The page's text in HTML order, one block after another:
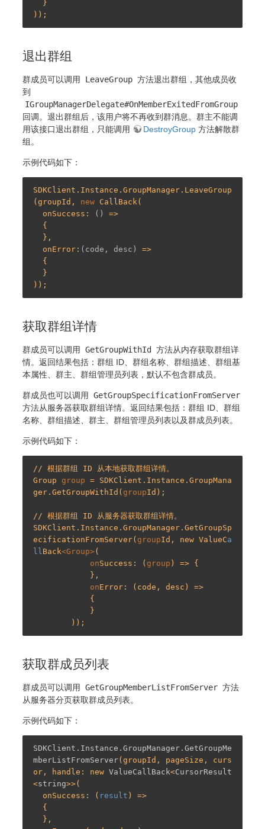
退出群组
群成员可以调用 LeaveGroup 方法退出群组，其他成员收
到
IGroupManagerDelegate#OnMemberExitedFromGroup
回调。退出群组后，该用户将不再收到群消息。群主不能调
用该接口退出群组，只能调用
DestroyGroup 方法解散群
组。
示例代码如下：
SDKClient.Instance.GroupManager.LeaveGroup
(groupId, new CallBack(
  onSuccess:
()
=>
  onError:
(code, desc)
=>
获取群组详情
群成员可以调用 GetGroupWithId
方法从内存获取群组详
情。返回结果包括：群组 ID、群组名称、群组描述、群组基
本属性、群主、群组管理员列表，默认不包含群成员。
群成员也可以调用
GetGroupSpecificationFromServer
方法从服务器获取群组详情。返回结果包括：群组 ID、群组
名称、群组描述、群主、群组管理员列表以及群成员列表。
示例代码如下：
// 根据群组 ID 从本地获取群组详情。
Group group = SDKClient.Instance.GroupMana
ger.GetGroupWithId( groupId);
// 根据群组 ID 从服务器获取群组详情。
SDKClient.Instance.GroupManager.GetGroupSp
ecificationFromServer( groupId, new ValueCa
llBack<Group> (
onSuccess: ( group ) => {
onError: (code, desc) =>
获取群成员列表
群成员可以调用 GetGroupMemberListFromServer 方法
从服务器分页获取群成员列表。
示例代码如下：
SDKClient . Instance . GroupManager . GetGroupMe
mberListFromServer(groupId, pageSize, curs
or, handle: new ValueCallBack<CursorResult
<string>>(
  onSuccess: (
result ) =>